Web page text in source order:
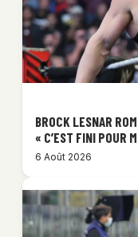
BROCK LESNAR
« C’EST FINI POUR
6 Août 2026